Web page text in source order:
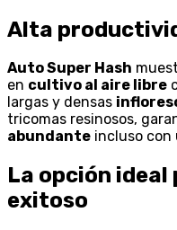
Alta
Auto Super Hash
en cultivo al aire libre
largas y densas
tricomas resinosos,
abundante incluso con
La opción
exitoso